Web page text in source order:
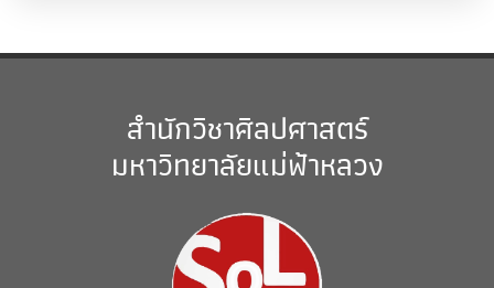
สำนักวิชาศิลปศาสตร์
มหาวิทยาลัยแม่ฟ้าหลวง